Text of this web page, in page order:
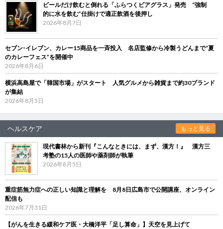
ビールだけ飲むと倒れる「ふらつくビアグラス」発売 “強制
的に水を飲む”仕掛けで適正飲酒を後押し
2026年8月7日
セブン‐イレブン、カレー15商品を一斉投入 名店監修から冷製うどんまで“夏
のカレーフェス”を開催中
2026年8月6日
横浜高島屋で「韓国市場」がスタート 人気グルメから雑貨まで約30ブランド
が集結
2026年8月5日
ヘルスケア もっと見る
現代書林から新刊『こんなときには、まず、漢方！』 漢方三
考塾の15人の医師や薬剤師が執筆
2026年8月5日
重症筋無力症への正しい知識と理解を 8月8日広島市で公開講座、オンライン
配信も
2026年7月31日
【がんを生きる緩和ケア医・大橋洋平「足し算命」】天空を見上げて